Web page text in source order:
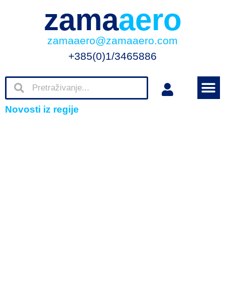
zamaaero
zamaaero@zamaaero.com
+385(0)1/3465886
Novosti iz regije